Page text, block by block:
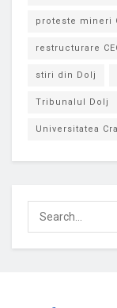
proteste mineri
restructurare
stiri din Dolj
Tribunalul Dolj
Universitatea